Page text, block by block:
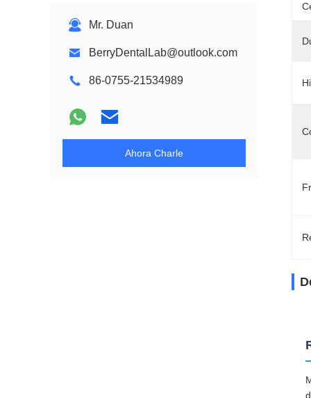
Mr. Duan
BerryDentalLab@outlook.com
86-0755-21534989
Ahora Charle